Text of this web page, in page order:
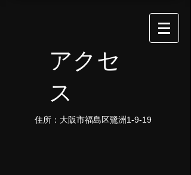
住所：大阪市福島区鷺洲1-9-19
​アクセ
ス